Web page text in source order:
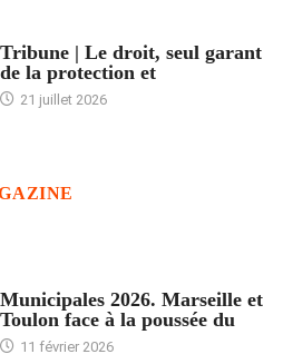
Tribune | Le droit, seul garant
de la protection et
21 juillet 2026
Municipales 2026. Marseille et
Toulon face à la poussée du
11 février 2026